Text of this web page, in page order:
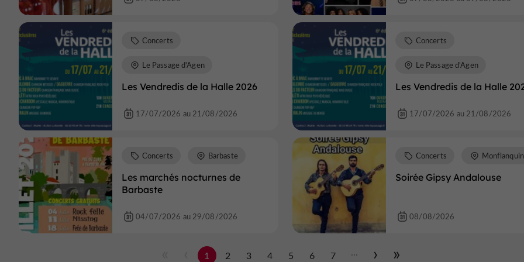
Les Vendredis de la Halle 2026
Concerts
Le Passage d'Agen
17/07/2026 au 21/08/2026
Les Vendredis de la Halle
Concerts
Le Passage d'Agen
17/07/2026 au 21/08/2026
Les marchés nocturnes de
Barbaste
Concerts Barbaste
04/07/2026 au 29/08/2026
Soirée Gipsy Andalouse
Concerts Monflanquin
08/08/2026
1 2 3 4 5 6 7 ...